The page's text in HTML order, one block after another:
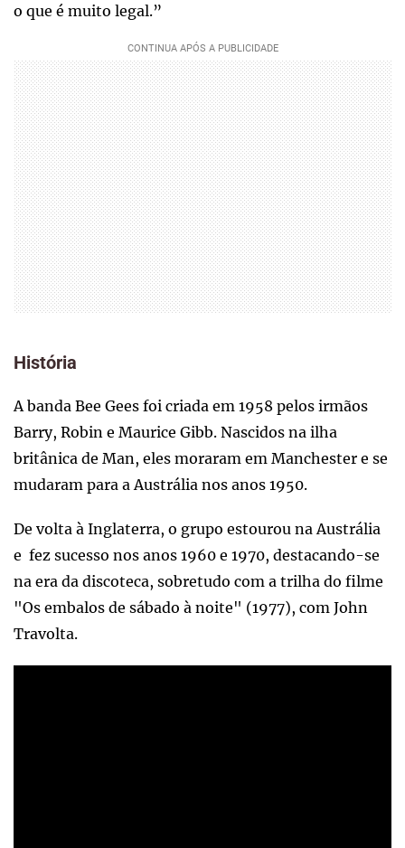
o que é muito legal.”
História
A banda Bee Gees foi criada em 1958 pelos irmãos
Barry, Robin e Maurice Gibb. Nascidos na ilha
britânica de Man, eles moraram em Manchester e se
mudaram para a Austrália nos anos 1950.
De volta à Inglaterra, o grupo estourou na Austrália
e fez sucesso nos anos 1960 e 1970, destacando-se
na era da discoteca, sobretudo com a trilha do filme
"Os embalos de sábado à noite" (1977), com John
Travolta.